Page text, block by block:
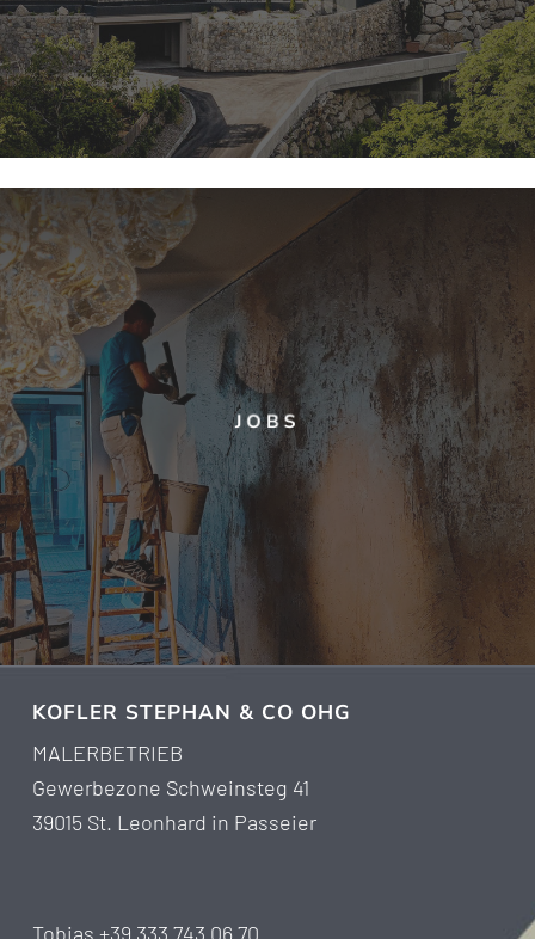
JOBS
KOFLER STEPHAN & CO OHG
MALERBETRIEB
Gewerbezone Schweinsteg 41
39015 St. Leonhard in Passeier
Tobias +39 333 743 06 70